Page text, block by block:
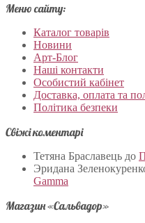
Меню сайту:
Каталог товарів
Новини
Арт-Блог
Наші контакти
Особистий кабінет
Доставка, оплата та
Політика безпеки
Свіжі коментарі
Тетяна Браславець до
Эридана
Gamma
Магазин «Сальвадор»